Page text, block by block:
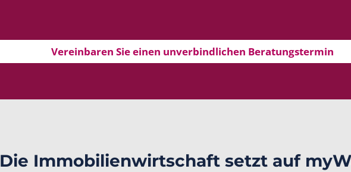
Vereinbaren Sie einen unverbindlichen Beratungstermin
Die Immobilienwirtschaft setzt auf